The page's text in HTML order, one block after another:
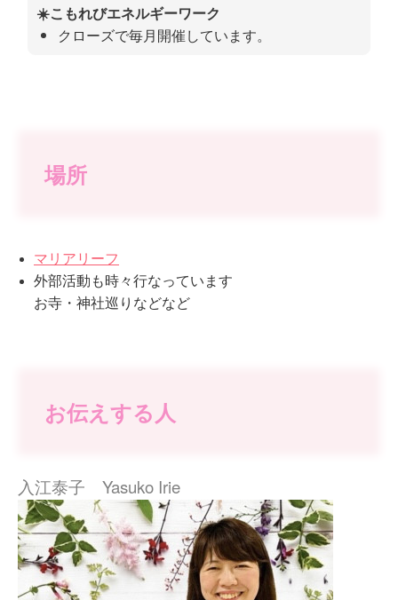
☀️こもれびエネルギーワーク
クローズで毎月開催しています。
場所
マリアリーフ
外部活動も時々行なっています
お寺・神社巡りなどなど
お伝えする人
入江泰子 Yasuko Irie